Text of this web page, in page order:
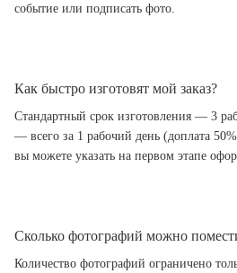
событие или подписать фото.
Как быстро изготовят мой заказ?
Стандартный срок изготовления — 3
— всего за 1 рабочий день (доплата
вы можете указать на первом этапе
Сколько фотографий можно
Количество фотографий ограничено